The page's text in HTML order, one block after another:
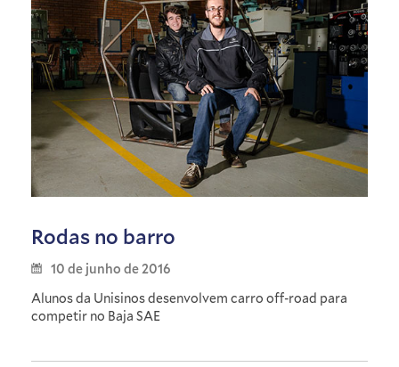
Rodas no barro
10 de junho de 2016
Alunos da Unisinos desenvolvem carro off-road para
competir no Baja SAE